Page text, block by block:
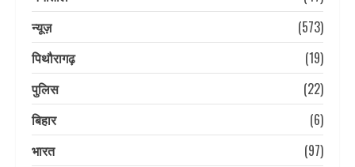
न्यूज़
(573)
पिथौरागढ़
(19)
पुलिस
(22)
बिहार
(6)
भारत
(97)